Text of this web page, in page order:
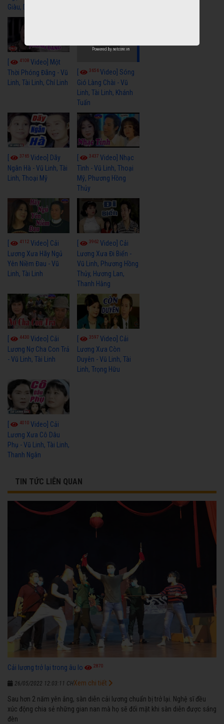
Giàu, Diệp Lang
4108 Video] Một
Thời Phóng Đãng - Vũ
Linh, Tài Linh, Chí Linh
3656Video] Sóng
Gió Làng Chài - Vũ
Linh, Tài Linh, Khánh
Tuấn
3765 Video] Dãy
Ngân Hà - Vũ Linh, Tài
Linh, Thoại Mỹ
3437Video] Nhạc
Tình - Vũ Linh, Thoại
Mỹ, Phương Hồng
Thủy
4112 Video] Cải
Lương Xưa Hãy Ngủ
Yên Niềm Đau - Vũ
Linh, Tài Linh
3962Video] Cải
Lương Xưa Đi Biển -
Vũ Linh, Phương Hồng
Thủy, Hương Lan,
Thanh Hằng
4430 Video] Cải
Lương Nợ Cha Con Trả
- Vũ Linh, Tài Linh
3597Video] Cải
Lương Xưa Còn
Duyên - Vũ Linh, Tài
Linh, Trọng Hữu
[ 4010 Video] Cải
Lương Xưa Cô Dâu
Phụ - Vũ Linh, Tài Linh,
Thanh Ngân
TIN TỨC LIÊN QUAN
Cải lương trở lại trong âu lo 2870
26/05/2022 12:03:11 CH
Sau hơn 2 năm yên ắng, sàn diễn cải lương chuẩn bị trở lại. Nghệ sĩ đều
xúc động chia sẻ những gian nan mà họ sẽ đối mặt khi sàn diễn được sáng
đèn
Xem chi tiết
Powered by netcore.vn